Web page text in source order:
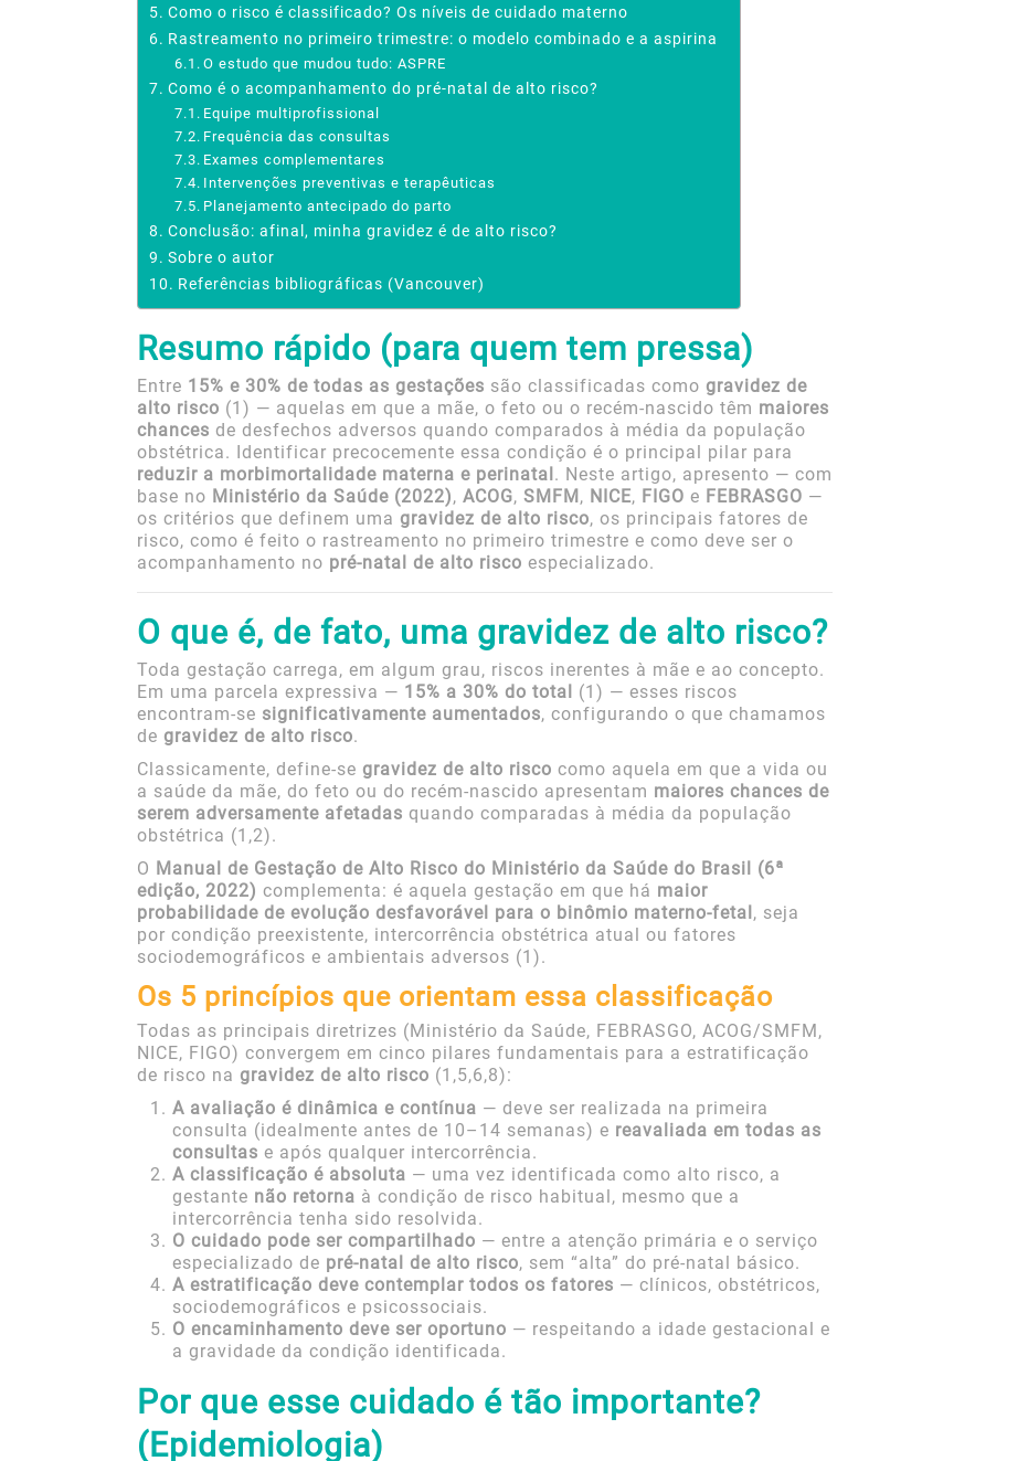
Como o risco é classificado? Os níveis de cuidado materno
Rastreamento no primeiro trimestre: o modelo combinado e a aspirina
O estudo que mudou tudo: ASPRE
Como é o acompanhamento do pré-natal de alto risco?
Equipe multiprofissional
Frequência das consultas
Exames complementares
Intervenções preventivas e terapêuticas
Planejamento antecipado do parto
Conclusão: afinal, minha gravidez é de alto risco?
Sobre o autor
Referências bibliográficas (Vancouver)
Resumo rápido (para quem tem pressa)
Entre 15% e 30% de todas as gestações são classificadas como gravidez de
alto risco (1) — aquelas em que a mãe, o feto ou o recém-nascido têm maiores
chances de desfechos adversos quando comparados à média da população
obstétrica. Identificar precocemente essa condição é o principal pilar para
reduzir a morbimortalidade materna e perinatal. Neste artigo, apresento — com
base no Ministério da Saúde (2022), ACOG, SMFM, NICE, FIGO e FEBRASGO —
os critérios que definem uma gravidez de alto risco, os principais fatores de
risco, como é feito o rastreamento no primeiro trimestre e como deve ser o
acompanhamento no pré-natal de alto risco especializado.
O que é, de fato, uma gravidez de alto risco?
Toda gestação carrega, em algum grau, riscos inerentes à mãe e ao concepto.
Em uma parcela expressiva — 15% a 30% do total (1) — esses riscos
encontram-se significativamente aumentados, configurando o que chamamos
de gravidez de alto risco.
Classicamente, define-se gravidez de alto risco como aquela em que a vida ou
a saúde da mãe, do feto ou do recém-nascido apresentam maiores chances de
serem adversamente afetadas quando comparadas à média da população
obstétrica (1,2).
O Manual de Gestação de Alto Risco do Ministério da Saúde do Brasil (6ª
edição, 2022) complementa: é aquela gestação em que há maior
probabilidade de evolução desfavorável para o binômio materno-fetal, seja
por condição preexistente, intercorrência obstétrica atual ou fatores
sociodemográficos e ambientais adversos (1).
Os 5 princípios que orientam essa classificação
Todas as principais diretrizes (Ministério da Saúde, FEBRASGO, ACOG/SMFM,
NICE, FIGO) convergem em cinco pilares fundamentais para a estratificação
de risco na gravidez de alto risco (1,5,6,8):
A avaliação é dinâmica e contínua — deve ser realizada na primeira
consulta (idealmente antes de 10–14 semanas) e reavaliada em todas as
consultas e após qualquer intercorrência.
A classificação é absoluta — uma vez identificada como alto risco, a
gestante não retorna à condição de risco habitual, mesmo que a
intercorrência tenha sido resolvida.
O cuidado pode ser compartilhado — entre a atenção primária e o serviço
especializado de pré-natal de alto risco, sem “alta” do pré-natal básico.
A estratificação deve contemplar todos os fatores — clínicos, obstétricos,
sociodemográficos e psicossociais.
O encaminhamento deve ser oportuno — respeitando a idade gestacional e
a gravidade da condição identificada.
Por que esse cuidado é tão importante?
(Epidemiologia)